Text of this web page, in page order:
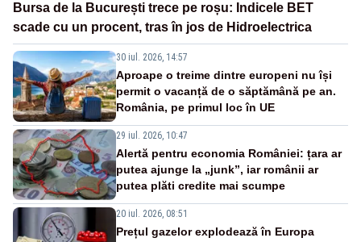
Bursa de la București trece pe roșu: Indicele BET
scade cu un procent, tras în jos de Hidroelectrica
30 iul. 2026, 14:57
Aproape o treime dintre europeni nu își
permit o vacanță de o săptămână pe an.
România, pe primul loc în UE
29 iul. 2026, 10:47
Alertă pentru economia României: țara ar
putea ajunge la „junk”, iar românii ar
putea plăti credite mai scumpe
20 iul. 2026, 08:51
Prețul gazelor explodează în Europa